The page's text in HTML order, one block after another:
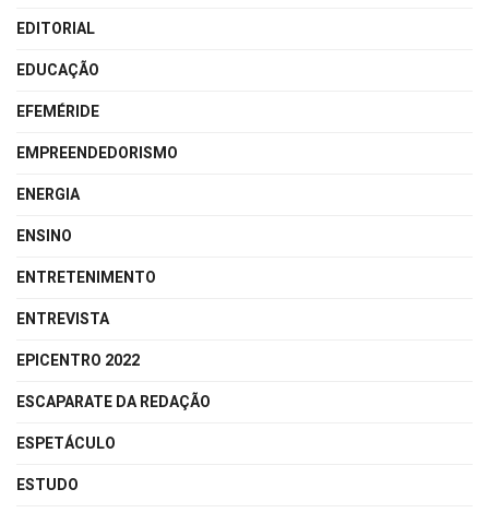
EDITORIAL
EDUCAÇÃO
EFEMÉRIDE
EMPREENDEDORISMO
ENERGIA
ENSINO
ENTRETENIMENTO
ENTREVISTA
EPICENTRO 2022
ESCAPARATE DA REDAÇÃO
ESPETÁCULO
ESTUDO